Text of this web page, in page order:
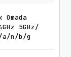
5GHz/
a/n/b/g